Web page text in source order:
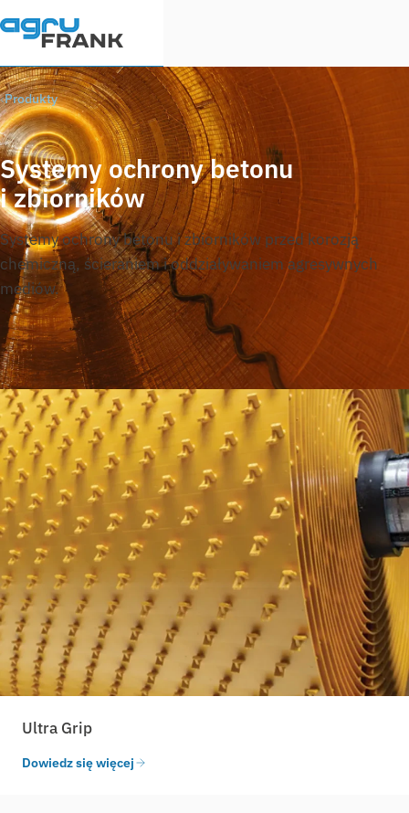
Produkty
Systemy ochrony betonu
i zbiorników
Systemy ochrony betonu i zbiorników przed korozją
chemiczną, ścieraniem i oddziaływaniem agresywnych
mediów.
Ultra Grip
Dowiedz się więcej